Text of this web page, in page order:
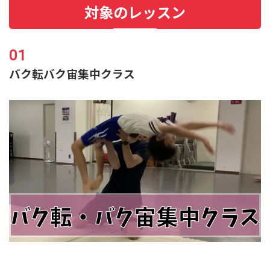
対象のレッスン
バク転バク宙集中クラス